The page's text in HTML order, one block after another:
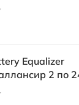
КОШИК
Equalizer
2 по